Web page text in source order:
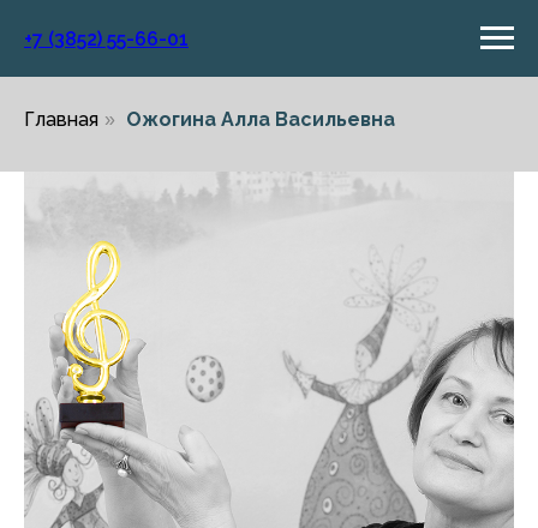
+7 (3852) 55-66-01
Главная » Ожогина Алла Васильевна